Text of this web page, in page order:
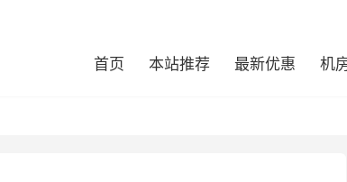
首页 本站推荐 最新优惠 机